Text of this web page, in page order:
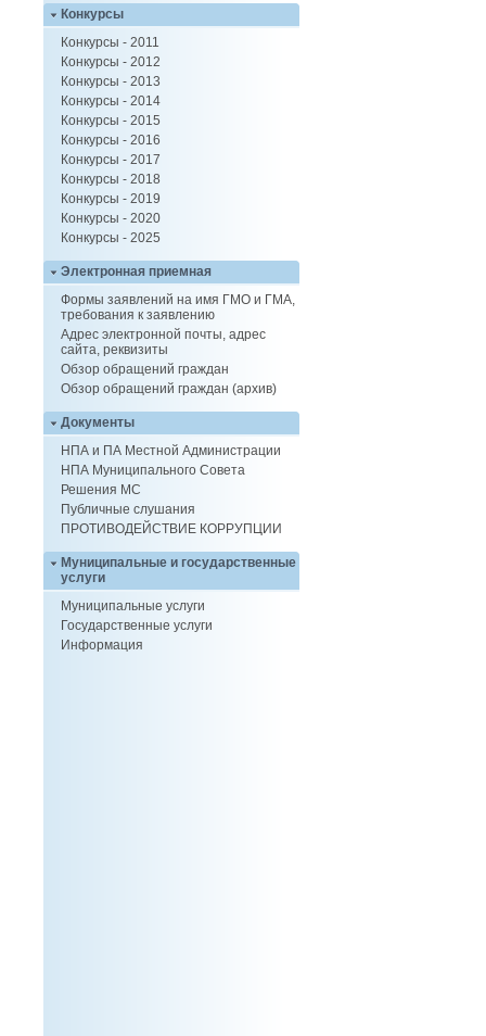
Конкурсы
Конкурсы - 2011
Конкурсы - 2012
Конкурсы - 2013
Конкурсы - 2014
Конкурсы - 2015
Конкурсы - 2016
Конкурсы - 2017
Конкурсы - 2018
Конкурсы - 2019
Конкурсы - 2020
Конкурсы - 2025
Электронная приемная
Формы заявлений на имя ГМО и ГМА,
требования к заявлению
Адрес электронной почты, адрес
сайта, реквизиты
Обзор обращений граждан
Обзор обращений граждан (архив)
Документы
НПА и ПА Местной Администрации
НПА Муниципального Совета
Решения МС
Публичные слушания
ПРОТИВОДЕЙСТВИЕ КОРРУПЦИИ
Муниципальные и государственные
услуги
Муниципальные услуги
Государственные услуги
Информация